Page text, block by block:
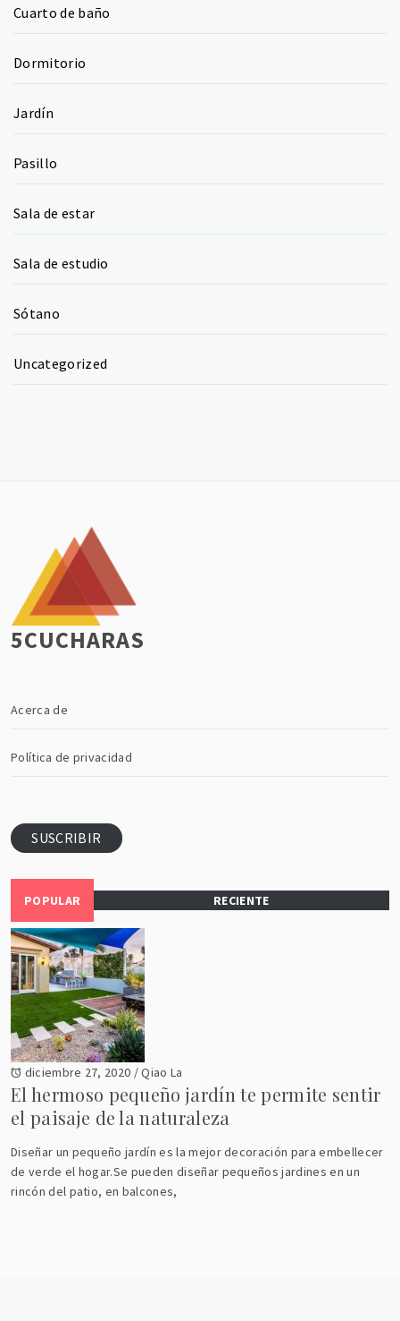
Cuarto de baño
Dormitorio
Jardín
Pasillo
Sala de estar
Sala de estudio
Sótano
Uncategorized
5CUCHARAS
Acerca de
Política de privacidad
SUSCRIBIR
POPULAR RECIENTE
diciembre 27, 2020 /Qiao La
El hermoso pequeño jardín te permite sentir
el paisaje de la naturaleza
Diseñar un pequeño jardín es la mejor decoración para embellecer
de verde el hogar.Se pueden diseñar pequeños jardines en un
rincón del patio, en balcones,